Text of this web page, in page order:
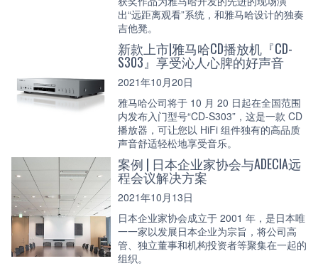
出“远距离观看”系统，和雅马哈设计的独奏
吉他凳。
新款上市|雅马哈CD播放机『CD-
S303』享受沁人心脾的好声音
2021年10月20日
雅马哈公司将于 10 月 20 日起在全国范围
内发布入门型号“CD-S303”，这是一款 CD
播放器，可让您以 HiFi 组件独有的高品质
声音舒适轻松地享受音乐。
案例 | 日本企业家协会与ADECIA远
程会议解决方案
2021年10月13日
日本企业家协会成立于 2001 年，是日本唯
一一家以发展日本企业为宗旨，将公司高
管、独立董事和机构投资者等聚集在一起的
组织。